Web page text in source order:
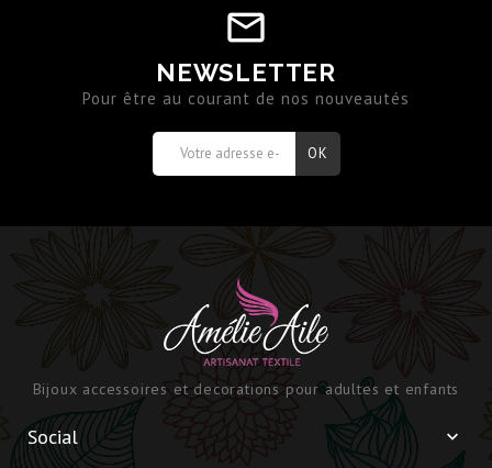
NEWSLETTER
Pour être au courant de nos nouveautés
Bijoux accessoires et decorations pour adultes et enfants
Social 